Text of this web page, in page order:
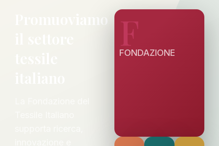
F
FONDAZIONE